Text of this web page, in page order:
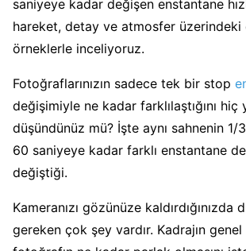
saniyeye kadar değişen enstantane
hareket, detay ve atmosfer
örneklerle inceliyoruz.
Fotoğraflarınızın sadece tek bir stop
değişimiyle ne kadar farklılaştığını hiç
düşündünüz mü? İşte aynı sahnenin
60 saniyeye kadar farklı enstantane
değiştiği.
Kameranızı gözünüze kaldırdığınızda
gereken çok şey vardır. Kadrajın